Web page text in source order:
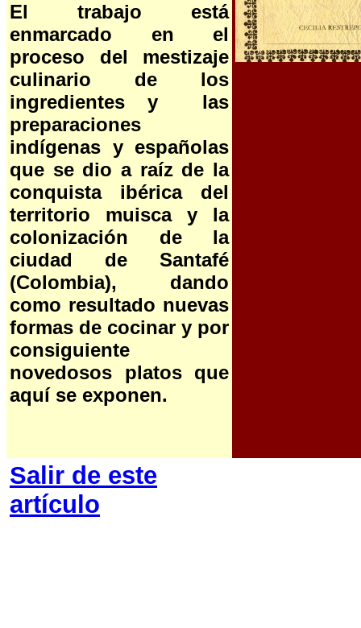
El trabajo está
enmarcado en el
proceso del mestizaje
culinario de los
ingredientes y las
preparaciones
indígenas y españolas
que se dio a raíz de la
conquista ibérica del
territorio muisca y la
colonización de la
ciudad de Santafé
(Colombia), dando
como resultado nuevas
formas de cocinar y por
consiguiente
novedosos platos que
aquí se exponen.
Salir de este
artículo